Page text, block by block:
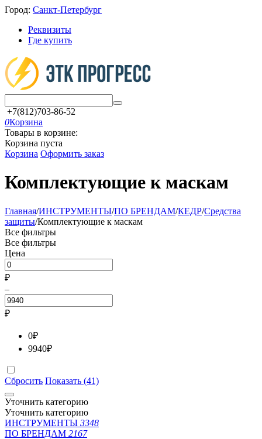
Город: Санкт-Петербург
Реквизиты
Где купить
+7(812)703-86-52
0Корзина
Товары в корзине:
Корзина пуста
Корзина Оформить заказ
Комплектующие к маскам
Главная/ИНСТРУМЕНТЫ/ПО БРЕНДАМ/КЕДР/Средства
защиты/Комплектующие к маскам
Все фильтры
Все фильтры
Цена
₽
–
₽
0₽
9940₽
Сбросить Показать (41)
Уточнить категорию
Уточнить категорию
ИНСТРУМЕНТЫ 3348
ПО БРЕНДАМ 2167